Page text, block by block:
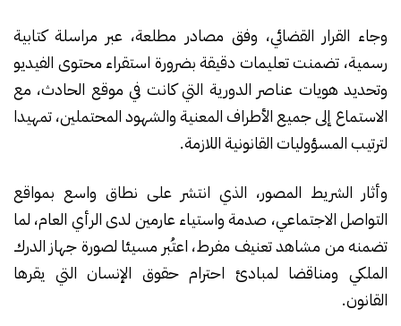
وجاء القرار القضائي، وفق مصادر مطلعة، عبر مراسلة كتابية
رسمية، تضمنت تعليمات دقيقة بضرورة استقراء محتوى الفيديو
وتحديد هويات عناصر الدورية التي كانت في موقع الحادث، مع
الاستماع إلى جميع الأطراف المعنية والشهود المحتملين، تمهيدا
لترتيب المسؤوليات القانونية اللازمة.
وأثار الشريط المصور، الذي انتشر على نطاق واسع بمواقع
التواصل الاجتماعي، صدمة واستياء عارمين لدى الرأي العام، لما
تضمنه من مشاهد تعنيف مفرط، اعتُبر مسيئا لصورة جهاز الدرك
الملكي ومناقضا لمبادئ احترام حقوق الإنسان التي يقرها
القانون.